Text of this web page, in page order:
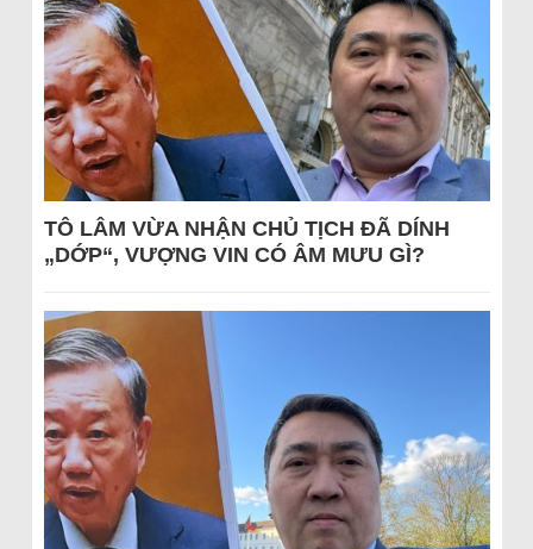
TÔ LÂM VỪA NHẬN CHỦ TỊCH ĐÃ DÍNH
„DỚP“, VƯỢNG VIN CÓ ÂM MƯU GÌ?